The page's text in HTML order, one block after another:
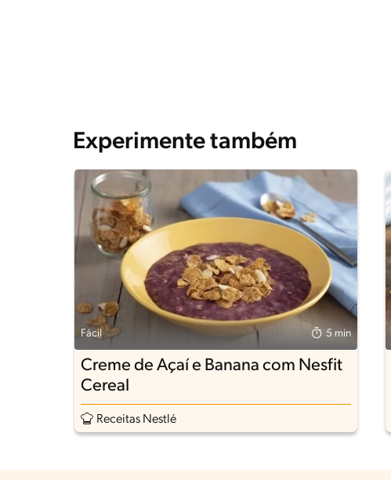
Experimente também
Fácil 5 min
Creme de Açaí e Banana com Nesfit
Cereal
Receitas Nestlé